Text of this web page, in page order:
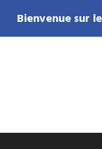
Bienvenue sur